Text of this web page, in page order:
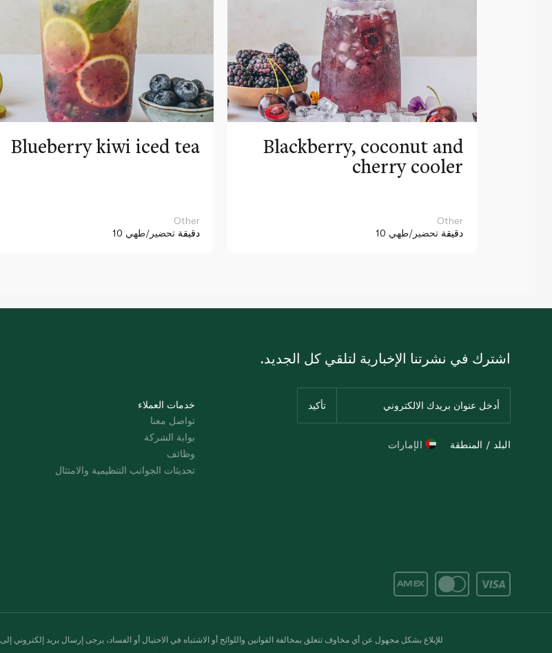
Blueberry kiwi iced tea
Other
10 دقيقة تحضير/طهي
Blackberry, coconut and
cherry cooler
Other
10 دقيقة تحضير/طهي
خدمات العملاء
تواصل معنا
بوابة الشركة
وظائف
تحديثات الجوانب التنظيمية والامتثال
اشترك في نشرتنا الإخبارية لتلقي كل الجديد.
البلد / المنطقة الإمارات
للإبلاغ بشكل مجهول عن أي مخاوف تتعلق بمخالفة القوانين واللوائح أو الاشتباه في الاحتيال أو الفساد، يرجى إرسال بريد إلكتروني إلى